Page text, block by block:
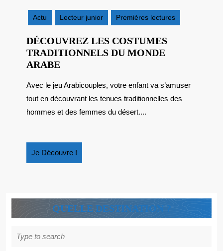
2017
Actu
Lecteur junior Premières lectures
DÉCOUVREZ LES COSTUMES
TRADITIONNELS DU MONDE
ARABEDÉCOUVREZ
COSTUMES
TRADITIONNELS
DU
Avec le jeu Arabicouples, votre enfant va s’amuser
tout en découvrant les tenues traditionnelles des
hommes et des femmes du désert....
Je Découvre !
Découvre
QUELLE DESTINATION ?
for: